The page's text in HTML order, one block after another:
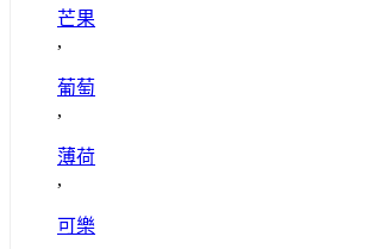
芒果
,
葡萄
,
薄荷
,
可樂